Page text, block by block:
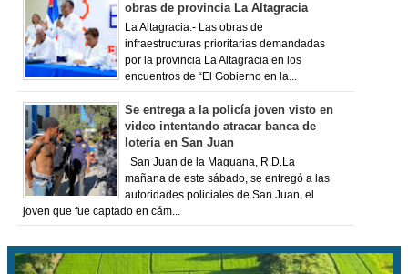
obras de provincia La Altagracia
La Altagracia.- Las obras de
infraestructuras prioritarias demandadas
por la provincia La Altagracia en los
encuentros de “El Gobierno en la...
Se entrega a la policía joven visto en
video intentando atracar banca de
lotería en San Juan
San Juan de la Maguana, R.D.La
mañana de este sábado, se entregó a las
autoridades policiales de San Juan, el
joven que fue captado en cám...